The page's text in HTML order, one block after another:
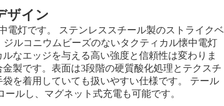
ザイン
電灯です。 ステンレススチール製のストライクベ
ルコニウムビーズのないタクティカル懐中電灯
なエッジを与える高い強度と信頼性は変わりま
製です。表面は3段階の硬質酸化処理とテクスチ
を着用していても扱いやすい仕様です。 テール
ルし、マグネット式充電も可能です。